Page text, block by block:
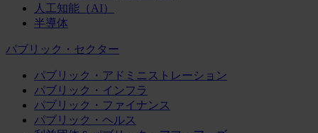
人工知能（AI）
半導体
パブリック・セクター
パブリック・アドミニストレーション
パブリック・インフラ
パブリック・ファイナンス
パブリック・ヘルス